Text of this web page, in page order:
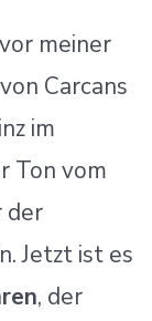
meiner
Carcans
im
Ton vom
der
Jetzt ist es
, der